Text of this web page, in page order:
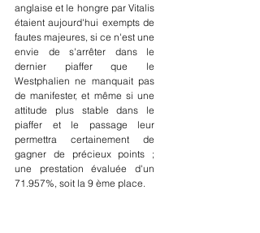
anglaise et le hongre par Vitalis
étaient aujourd'hui exempts de
fautes majeures, si ce n'est une
envie de s'arrêter dans le
dernier piaffer que le
Westphalien ne manquait pas
de manifester, et même si une
attitude plus stable dans le
piaffer et le passage leur
permettra certainement de
gagner de précieux points ;
une prestation évaluée d'un
71.957%, soit la 9 ème place.